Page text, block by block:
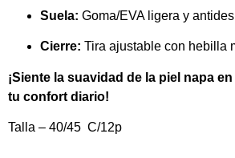
Suela: Goma/EVA ligera y
Cierre: Tira ajustable con hebilla
¡Siente la suavidad de la piel napa
tu confort diario!
Talla – 40/45 C/12p